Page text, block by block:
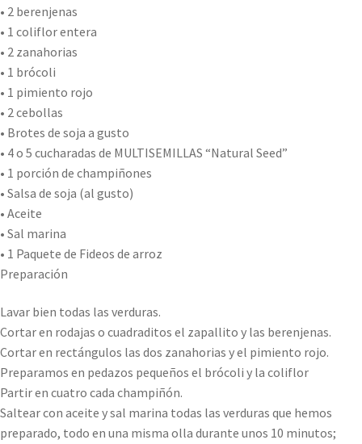
• 2 berenjenas
• 1 coliflor entera
• 2 zanahorias
• 1 brócoli
• 1 pimiento rojo
• 2 cebollas
• Brotes de soja a gusto
• 4 o 5 cucharadas de MULTISEMILLAS “Natural Seed”
• 1 porción de champiñones
• Salsa de soja (al gusto)
• Aceite
• Sal marina
• 1 Paquete de Fideos de arroz
Preparación
Lavar bien todas las verduras.
Cortar en rodajas o cuadraditos el zapallito y las berenjenas.
Cortar en rectángulos las dos zanahorias y el pimiento rojo.
Preparamos en pedazos pequeños el brócoli y la coliflor
Partir en cuatro cada champiñón.
Saltear con aceite y sal marina todas las verduras que hemos
preparado, todo en una misma olla durante unos 10 minutos;